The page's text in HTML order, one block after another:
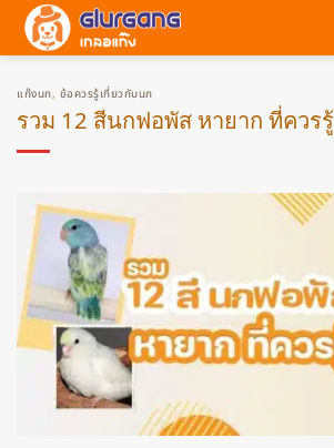
ข้าม
เนื้อหา
แก๊งนก, ข้อควรรู้เกี่ยวกับนก
รวม 12 สีนกฟอพัส หายาก ที่ควรรู้